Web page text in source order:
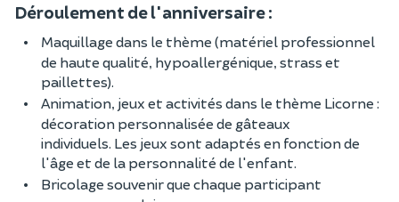
Déroulement de l'anniversaire :
Maquillage dans le thème (matériel professionnel
de haute qualité, hypoallergénique, strass et
paillettes).
Animation, jeux et activités dans le thème Licorne :
décoration personnalisée de gâteaux
individuels. Les jeux sont adaptés en fonction de
l'âge et de la personnalité de l'enfant.
Bricolage souvenir que chaque participant